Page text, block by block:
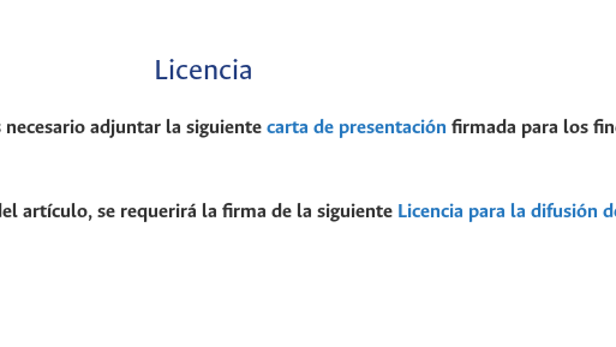
Licencia
adjuntar la siguiente carta de presentación firmada para los
artículo, se requerirá la firma de la siguiente Licencia para la difusión